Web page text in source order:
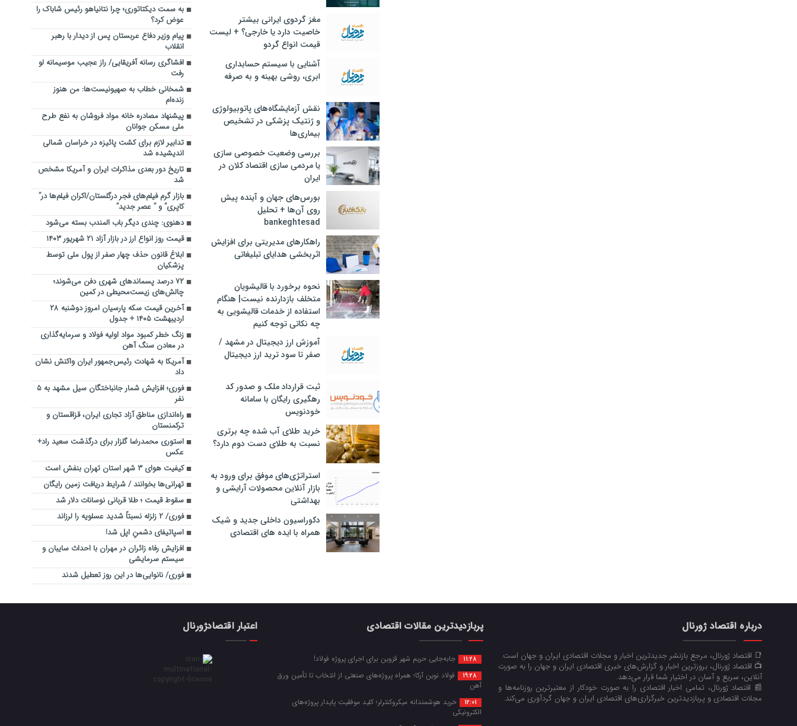
مغز گردوی ایرانی بیشتر
خاصیت دارد یا خارجی؟ + لیست
قیمت انواع گردو
آشنایی با سیستم حسابداری
ابری، روشی بهینه و به صرفه
نقش آزمایشگاه‌های پاتوبیولوژی
و ژنتیک پزشکی در تشخیص
بیماری‌ها
بررسی وضعیت خصوصی سازی
یا مردمی سازی اقتصاد کلان در
ایران
بورس‌های جهان و آینده پیش
روی آن‌ها + تحلیل
bankeghtesad
راهکارهای مدیریتی برای افزایش
اثربخشی هدایای تبلیغاتی
نحوه برخورد با قالیشویان
متخلف بازدارنده نیست| هنگام
استفاده از خدمات قالیشویی به
چه نکاتی توجه کنیم
آموزش ارز دیجیتال در مشهد /
صفر تا سود ترید ارز دیجیتال
ثبت قرارداد ملک و صدور کد
رهگیری رایگان با سامانه
خودنویس
خرید طلای آب شده چه برتری
نسبت به طلای دست دوم دارد؟
استراتژی‌های موفق برای ورود به
بازار آنلاین محصولات آرایشی و
بهداشتی
دکوراسیون داخلی جدید و شیک
همراه با ایده های اقتصادی
به سمت دیکتاتوری؛ چرا نتانیاهو رئیس شاباک را
عوض کرد؟
پیام وزیر دفاع عربستان پس از دیدار با رهبر
انقلاب
افشاگری رسانه آفریقایی/ راز عجیب موسیمانه لو
رفت
شمخانی خطاب به صهیونیست‌ها: من هنوز
زنده‌ام
پیشنهاد مصادره خانه مواد فروشان به نفع طرح
ملی مسکن جوانان
تدابیر لازم برای کشت پائیزه در خراسان شمالی
اندیشیده شد
تاریخ دور بعدی مذاکرات ایران و آمریکا مشخص
شد
بازار گرم فیلم‌های فجر درگلستان/اکران فیلم‌ها در”
کاپری” و ” عصر جدید”
دهنوی: چندی دیگر باب المندب بسته می‌شود
قیمت روز انواع ارز در بازار آزاد ۲۱ شهریور ۱۴۰۳
ابلاغ قانون حذف چهار صفر از پول ملی توسط
پزشکیان
۷۲ درصد پسماندهای شهری دفن می‌شوند؛
چالش‌های زیست‌محیطی در کمین
آخرین قیمت سکه پارسیان امروز دوشنبه ۲۸
اردیبهشت ۱۴۰۵ + جدول
زنگ خطر کمبود مواد اولیه فولاد و سرمایه‌گذاری
در معادن سنگ آهن
آمریکا به شهادت رئیس‌جمهور ایران واکنش نشان
داد
فوری؛ افزایش شمار جانباختگان سیل مشهد به ۵
نفر
راه‌اندازی مناطق آزاد تجاری ایران، قزاقستان و
ترکمنستان‌
استوری محمدرضا گلزار برای درگذشت سعید راد+
عکس
کیفیت هوای ۳ شهر استان تهران بنفش است
تهرانی‌ها بخوانند / شرایط دریافت زمین رایگان
سقوط قیمت ؛ طلا قربانی نوسانات دلار شد
فوری/ ۲ زلزله نسبتاً شدید عسلویه را لرزاند
اسپاتیفای دشمنِ اپل شد!
افزایش رفاه زائران در مهران با احداث سایبان و
سیستم سرمایشی
فوری/ نانوایی‌ها در این روز تعطیل شدند
درباره اقتصاد ژورنال
📑 اقتصاد ژورنال، مرجع بازنشر جدیدترین اخبار و مجلات اقتصادی ایران و جهان است.
📺 اقتصاد ژورنال، بروزترین اخبار و گزارش‌های خبری اقتصادی ایران و جهان را به صورت
آنلاین، سریع و آسان در اختیار شما قرار می‌‌دهد.
📰 اقتصاد ژورنال، تمامی اخبار اقتصادی را به صورت خودکار از معتبرترین روزنامه‌ها و
مجلات اقتصادی و پربازدیدترین خبرگزاری‌های اقتصادی ایران و جهان گردآوری می‌کند.
پربازدیدترین مقالات اقتصادی
11:28 جابه‌جایی حریم شهر قزوین برای اجرای پروژه فولاد!
19:28
فولاد نوین آرکا؛ همراه پروژه‌های صنعتی از انتخاب تا تأمین ورق
آهن
12:01
خرید هوشمندانه میکروکنترلر؛ کلید موفقیت پایدار پروژه‌های
الکترونیکی
اعتبار اقتصادژورنال